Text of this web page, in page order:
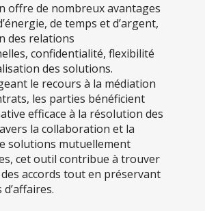
offre de nombreux avantages
de temps et d’argent,
des relations
confidentialité, flexibilité
des solutions.
le recours à la médiation
les parties bénéficient
efficace à la résolution des
la collaboration et la
solutions mutuellement
cet outil contribue à trouver
accords tout en préservant